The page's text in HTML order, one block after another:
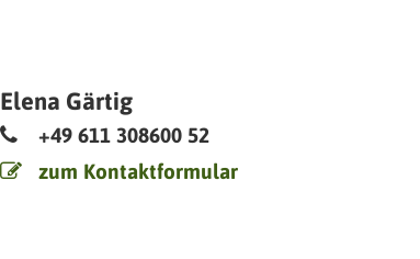
Elena Gärtig
+49 611 308600 52
zum Kontaktformular